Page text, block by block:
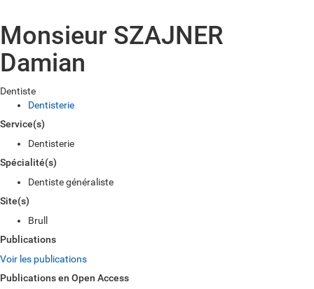
Monsieur SZAJNER
Damian
Dentiste
Dentisterie
Service(s)
Dentisterie
Spécialité(s)
Dentiste généraliste
Site(s)
Brull
Publications
Voir les publications
Publications en Open Access